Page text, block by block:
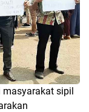
masyarakat sipil